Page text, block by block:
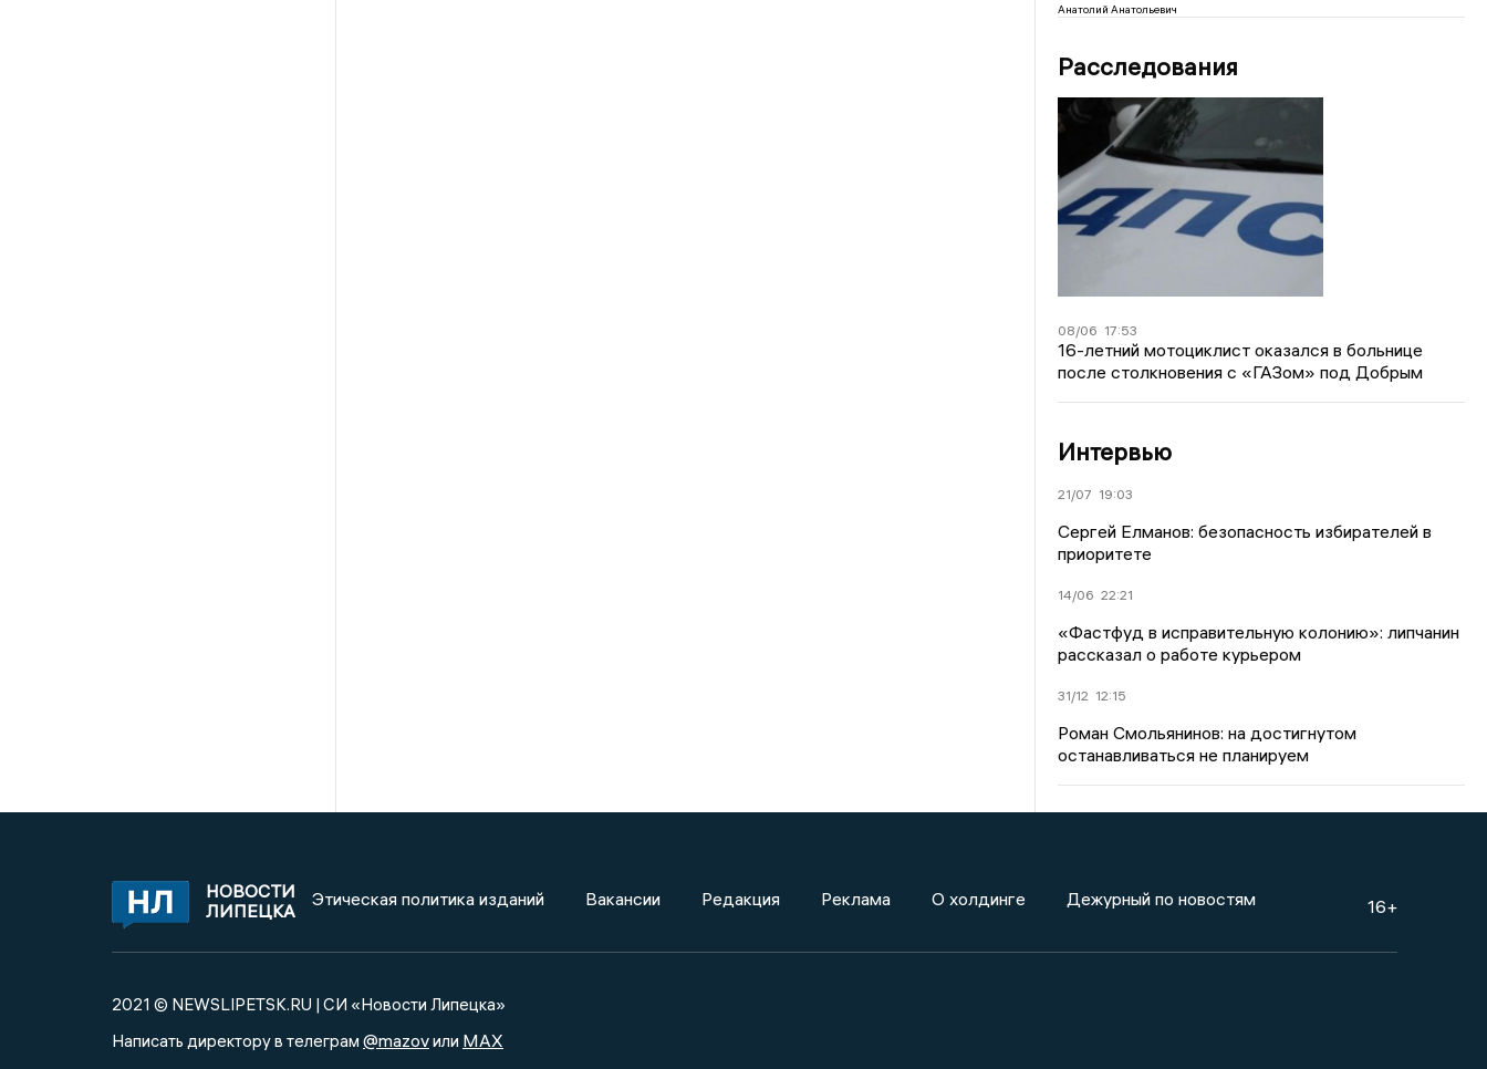
Анатолий Анатольевич
Расследования
08/06 17:53
16-летний мотоциклист оказался в больнице
после столкновения с «ГАЗом» под Добрым
Интервью
21/07 19:03
Сергей Елманов: безопасность избирателей в
приоритете
14/06 22:21
«Фастфуд в исправительную колонию»: липчанин
рассказал о работе курьером
31/12 12:15
Роман Смольянинов: на достигнутом
останавливаться не планируем
НОВОСТИ
ЛИПЕЦКА
Этическая политика изданий Вакансии Редакция Реклама О холдинге Дежурный по новостям 16+
2021 © NEWSLIPETSK.RU | СИ «Новости Липецка»
Написать директору в телеграм @mazovили MAX